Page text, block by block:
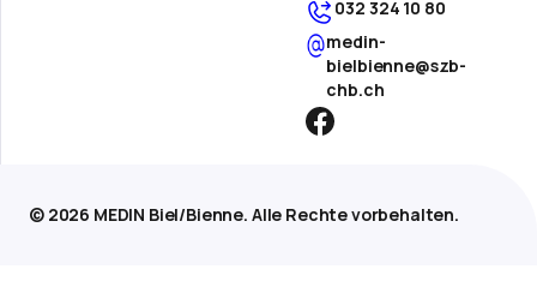
032 324 10 80
medin-
bielbienne@szb-
chb.ch
© 2026 MEDIN Biel/Bienne. Alle Rechte vorbehalten.